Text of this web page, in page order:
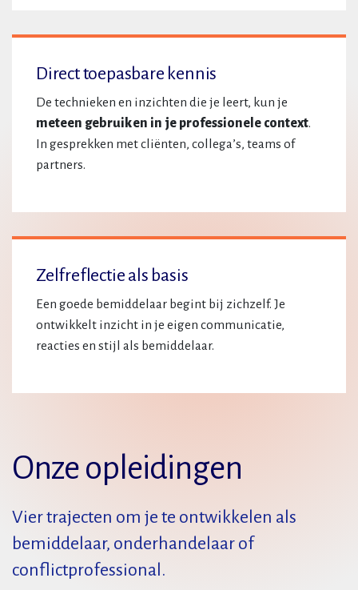
Direct toepasbare kennis
De technieken en inzichten die je leert, kun je
meteen gebruiken in je professionele context.
In gesprekken met cliënten, collega’s, teams of
partners.
Zelfreflectie als basis
Een goede bemiddelaar begint bij zichzelf. Je
ontwikkelt inzicht in je eigen communicatie,
reacties en stijl als bemiddelaar.
Onze opleidingen
Vier trajecten om je te ontwikkelen als
bemiddelaar, onderhandelaar of
conflictprofessional.